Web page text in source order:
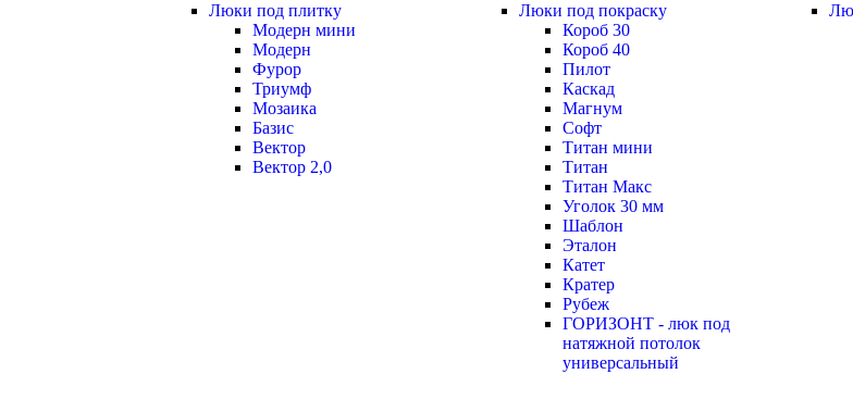
Люки под плитку
Модерн мини
Модерн
Фурор
Триумф
Мозаика
Базис
Вектор
Вектор 2,0
Люки под покраску
Короб 30
Короб 40
Пилот
Каскад
Магнум
Софт
Титан мини
Титан
Титан Макс
Уголок 30 мм
Шаблон
Эталон
Катет
Кратер
Рубеж
ГОРИЗОНТ - люк под
натяжной потолок
универсальный